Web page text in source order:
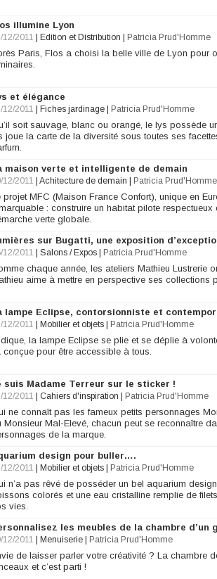
illumine Lyon
12/2011 Edition et Distribution Patricia Prud'Homme
Paris, Flos a choisi la belle ville de Lyon pour
et élégance
12/2011 Fiches jardinage Patricia Prud'Homme
soit sauvage, blanc ou orangé, le lys possède
joue la carte de la diversité sous toutes ses
maison verte et intelligente de demain
12/2011 Achitecture de demain Patricia Prud'Homme
projet MFC (Maison France Confort), unique en
: construire un habitat pilote respectueux
verte globale.
sur Bugatti, une exposition
12/2011 Salons / Expos Patricia Prud'Homme
chaque année, les ateliers Mathieu Lustrerie
aime à mettre en perspective ses collections
lampe Eclipse, contorsionniste et
12/2011 Mobilier et objets Patricia Prud'Homme
la lampe Eclipse se plie et se déplie à
conçue pour être accessible à tous.
suis Madame Terreur sur le sticker !
12/2011 Cahiers d'inspiration Patricia Prud'Homme
ne connaît pas les fameux petits personnages
Monsieur Mal-Elevé, chacun peut se reconnaître
de la marque.
design pour buller….
12/2011 Mobilier et objets Patricia Prud'Homme
n’a pas rêvé de posséder un bel aquarium
colorés et une eau cristalline remplie de
vies.
les meubles de la chambre d’un
12/2011 Menuiserie Patricia Prud'Homme
de laisser parler votre créativité ? La chambre
et c’est parti !